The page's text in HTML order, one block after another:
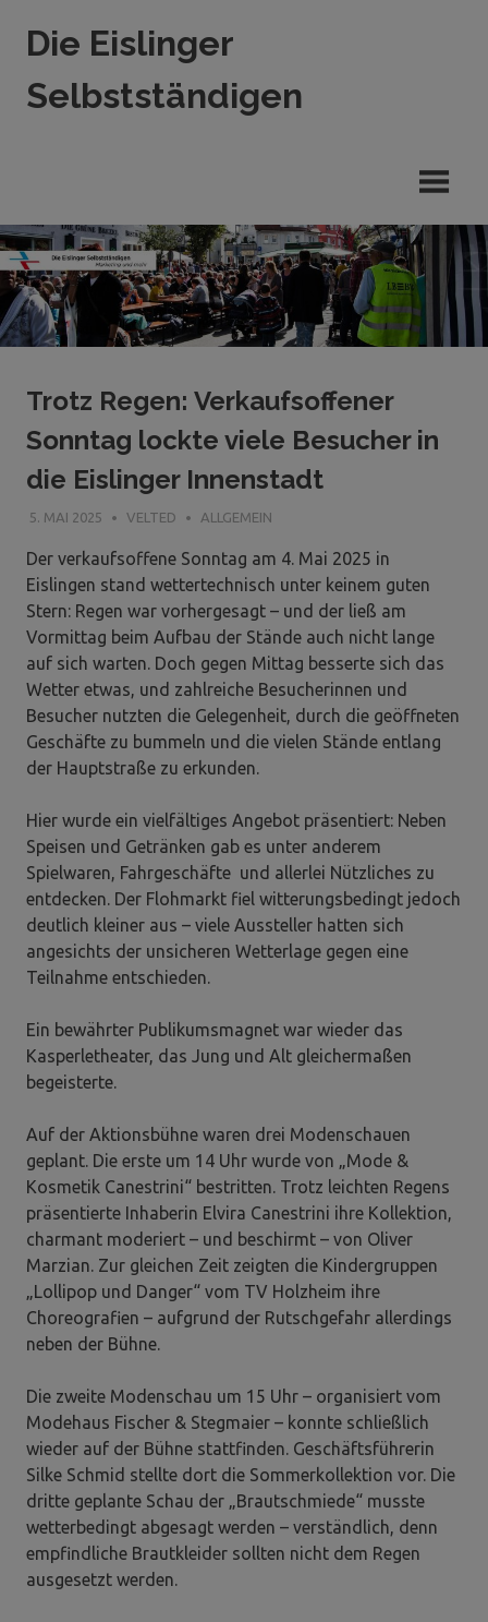
InhaltDie Eislinger
Selbstständigen
in
Hande,
Handwerk
und
Dienstleistung
Trotz Regen: Verkaufsoffener
Sonntag lockte viele Besucher in
die Eislinger Innenstadt
5. MAI 2025 VELTED ALLGEMEIN
Der verkaufsoffene Sonntag am 4. Mai 2025 in
Eislingen stand wettertechnisch unter keinem guten
Stern: Regen war vorhergesagt – und der ließ am
Vormittag beim Aufbau der Stände auch nicht lange
auf sich warten. Doch gegen Mittag besserte sich das
Wetter etwas, und zahlreiche Besucherinnen und
Besucher nutzten die Gelegenheit, durch die geöffneten
Geschäfte zu bummeln und die vielen Stände entlang
der Hauptstraße zu erkunden.
Hier wurde ein vielfältiges Angebot präsentiert: Neben
Speisen und Getränken gab es unter anderem
Spielwaren, Fahrgeschäfte und allerlei Nützliches zu
entdecken. Der Flohmarkt fiel witterungsbedingt jedoch
deutlich kleiner aus – viele Aussteller hatten sich
angesichts der unsicheren Wetterlage gegen eine
Teilnahme entschieden.
Ein bewährter Publikumsmagnet war wieder das
Kasperletheater, das Jung und Alt gleichermaßen
begeisterte.
Auf der Aktionsbühne waren drei Modenschauen
geplant. Die erste um 14 Uhr wurde von „Mode &
Kosmetik Canestrini“ bestritten. Trotz leichten Regens
präsentierte Inhaberin Elvira Canestrini ihre Kollektion,
charmant moderiert – und beschirmt – von Oliver
Marzian. Zur gleichen Zeit zeigten die Kindergruppen
„Lollipop und Danger“ vom TV Holzheim ihre
Choreografien – aufgrund der Rutschgefahr allerdings
neben der Bühne.
Die zweite Modenschau um 15 Uhr – organisiert vom
Modehaus Fischer & Stegmaier – konnte schließlich
wieder auf der Bühne stattfinden. Geschäftsführerin
Silke Schmid stellte dort die Sommerkollektion vor. Die
dritte geplante Schau der „Brautschmiede“ musste
wetterbedingt abgesagt werden – verständlich, denn
empfindliche Brautkleider sollten nicht dem Regen
ausgesetzt werden.